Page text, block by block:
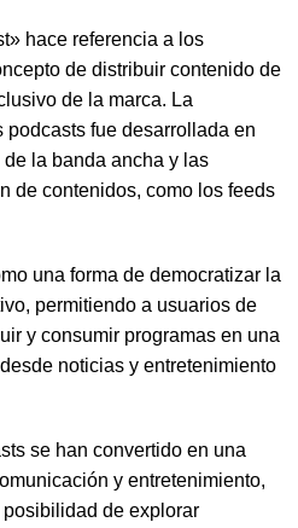
hace referencia a los
de distribuir contenido de
de la marca. La
fue desarrollada en
la banda ancha y las
de contenidos, como los feeds
una forma de democratizar la
permitiendo a usuarios de
y consumir programas en una
noticias y entretenimiento
se han convertido en una
y entretenimiento,
de explorar